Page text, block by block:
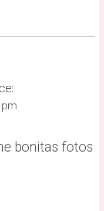
pm
bonitas fotos